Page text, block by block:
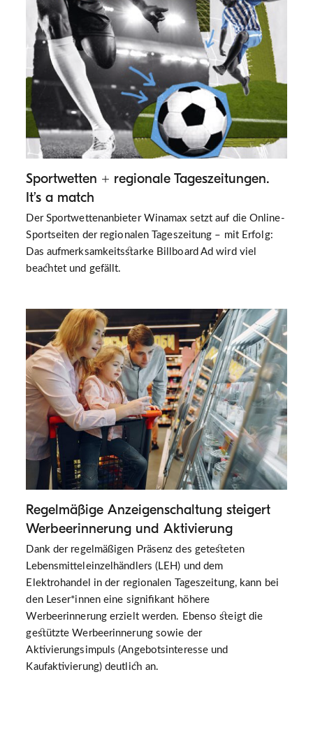
Sportwetten + regionale Tageszeitungen.
It’s a match
Der Sportwettenanbieter Winamax setzt auf die Online-
Sportseiten der regionalen Tageszeitung – mit Erfolg:
Das aufmerksamkeitsstarke Billboard Ad wird viel
beachtet und gefällt.
Regelmäßige Anzeigenschaltung steigert
Werbeerinnerung und Aktivierung
Dank der regelmäßigen Präsenz des getesteten
Lebensmitteleinzelhändlers (LEH) und dem
Elektrohandel in der regionalen Tageszeitung, kann bei
den Leser*innen eine signifikant höhere
Werbeerinnerung erzielt werden. Ebenso steigt die
gestützte Werbeerinnerung sowie der
Aktivierungsimpuls (Angebotsinteresse und
Kaufaktivierung) deutlich an.